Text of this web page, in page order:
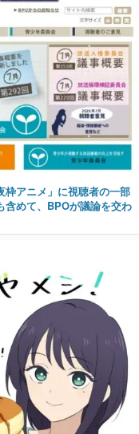
枠アニメ」に視聴者の一部
含めて、BPOが議論を交わ